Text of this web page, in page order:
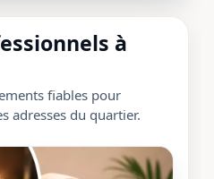
à
fiables pour
adresses du quartier.